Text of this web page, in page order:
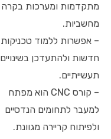
מתקדמות ומערכות בקרה
מחשביות.
– אפשרות ללמוד טכניקות
חדשות ולהתעדכן בשינויים
תעשייתיים.
– קורס CNC הוא מפתח
למעבר לתחומים הנדסיים
ולפיתוח קריירה מגוונת.